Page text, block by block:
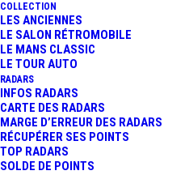
COLLECTION
LES ANCIENNES
LE SALON RÉTROMOBILE
LE MANS CLASSIC
LE TOUR AUTO
RADARS
INFOS RADARS
CARTE DES RADARS
MARGE D’ERREUR DES RADARS
RÉCUPÉRER SES POINTS
TOP RADARS
SOLDE DE POINTS
7 avril 2026